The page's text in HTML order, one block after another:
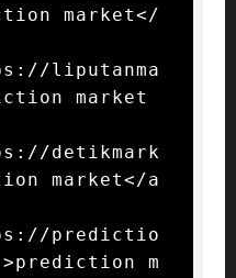
market</
liputanma
market
detikmark
market</a
predictio
m